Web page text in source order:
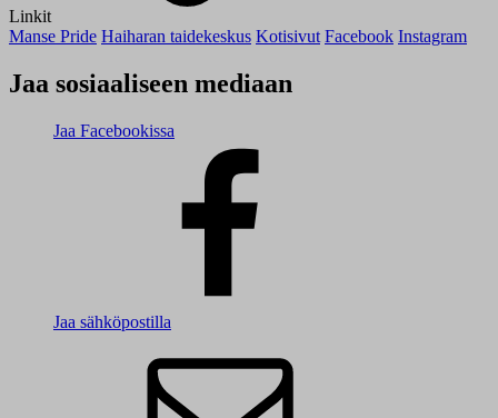
Linkit
Manse Pride Haiharan taidekeskus Kotisivut Facebook Instagram
Jaa sosiaaliseen mediaan
Jaa Facebookissa
Jaa sähköpostilla